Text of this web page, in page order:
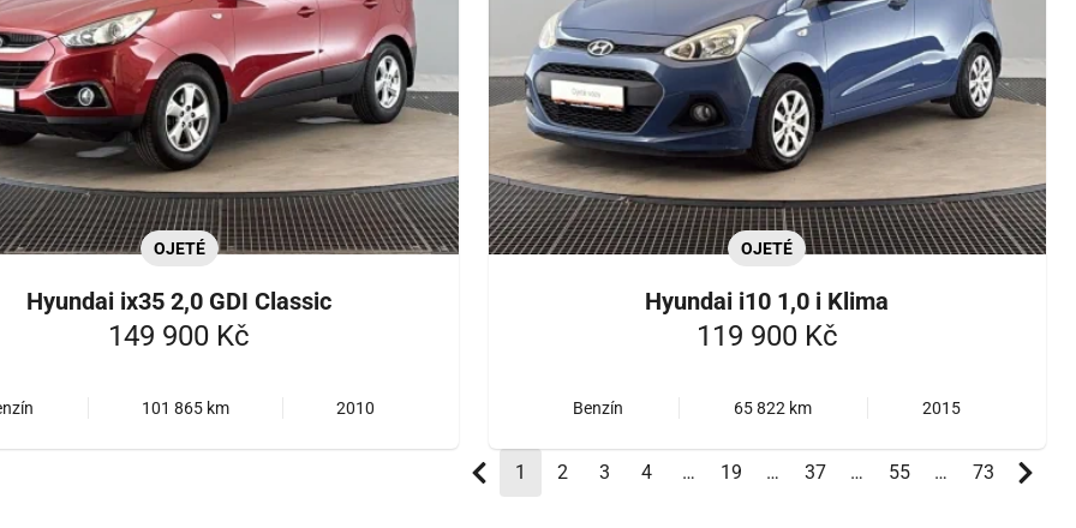
OJETÉ
Hyundai ix35 2,0 GDI Classic
149 900 Kč
101 865 km 2010
OJETÉ
Hyundai i10 1,0 i Klima
119 900 Kč
Benzín 65 822 km 2015
1(aktuální)
2 3 4 … 19 … 37 … 55 … 73